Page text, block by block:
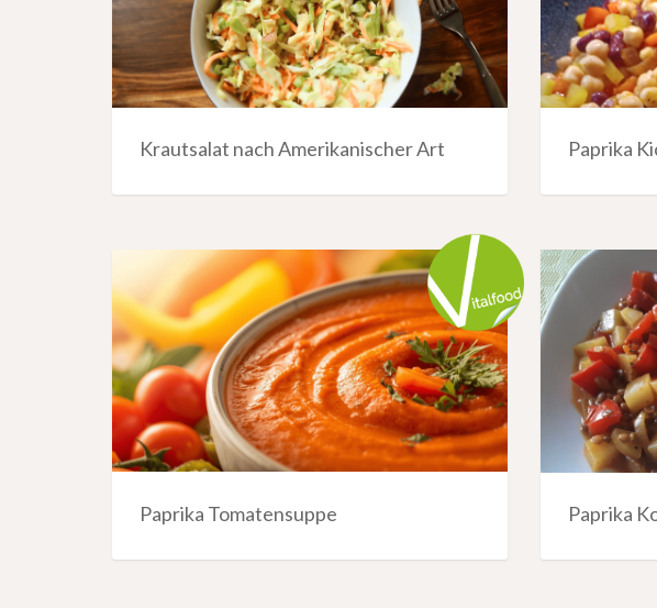
Krautsalat nach Amerikanischer Art Paprika
Paprika Tomatensuppe Paprika